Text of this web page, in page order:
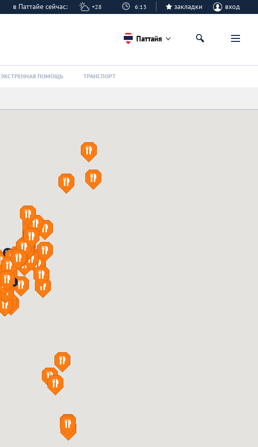
в Паттайе сейчас: +28 6:13 закладки вход
Паттайя
ЭКСТРЕННАЯ ПОМОЩЬ ТРАНСПОРТ